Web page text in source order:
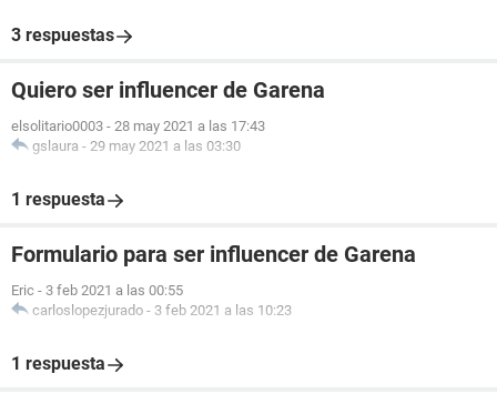
3 respuestas
Quiero ser influencer de Garena
elsolitario0003 - 28 may 2021 a las 17:43
gslaura - 29 may 2021 a las 03:30
1 respuesta
Formulario para ser influencer de Garena
Eric - 3 feb 2021 a las 00:55
carloslopezjurado - 3 feb 2021 a las 10:23
1 respuesta